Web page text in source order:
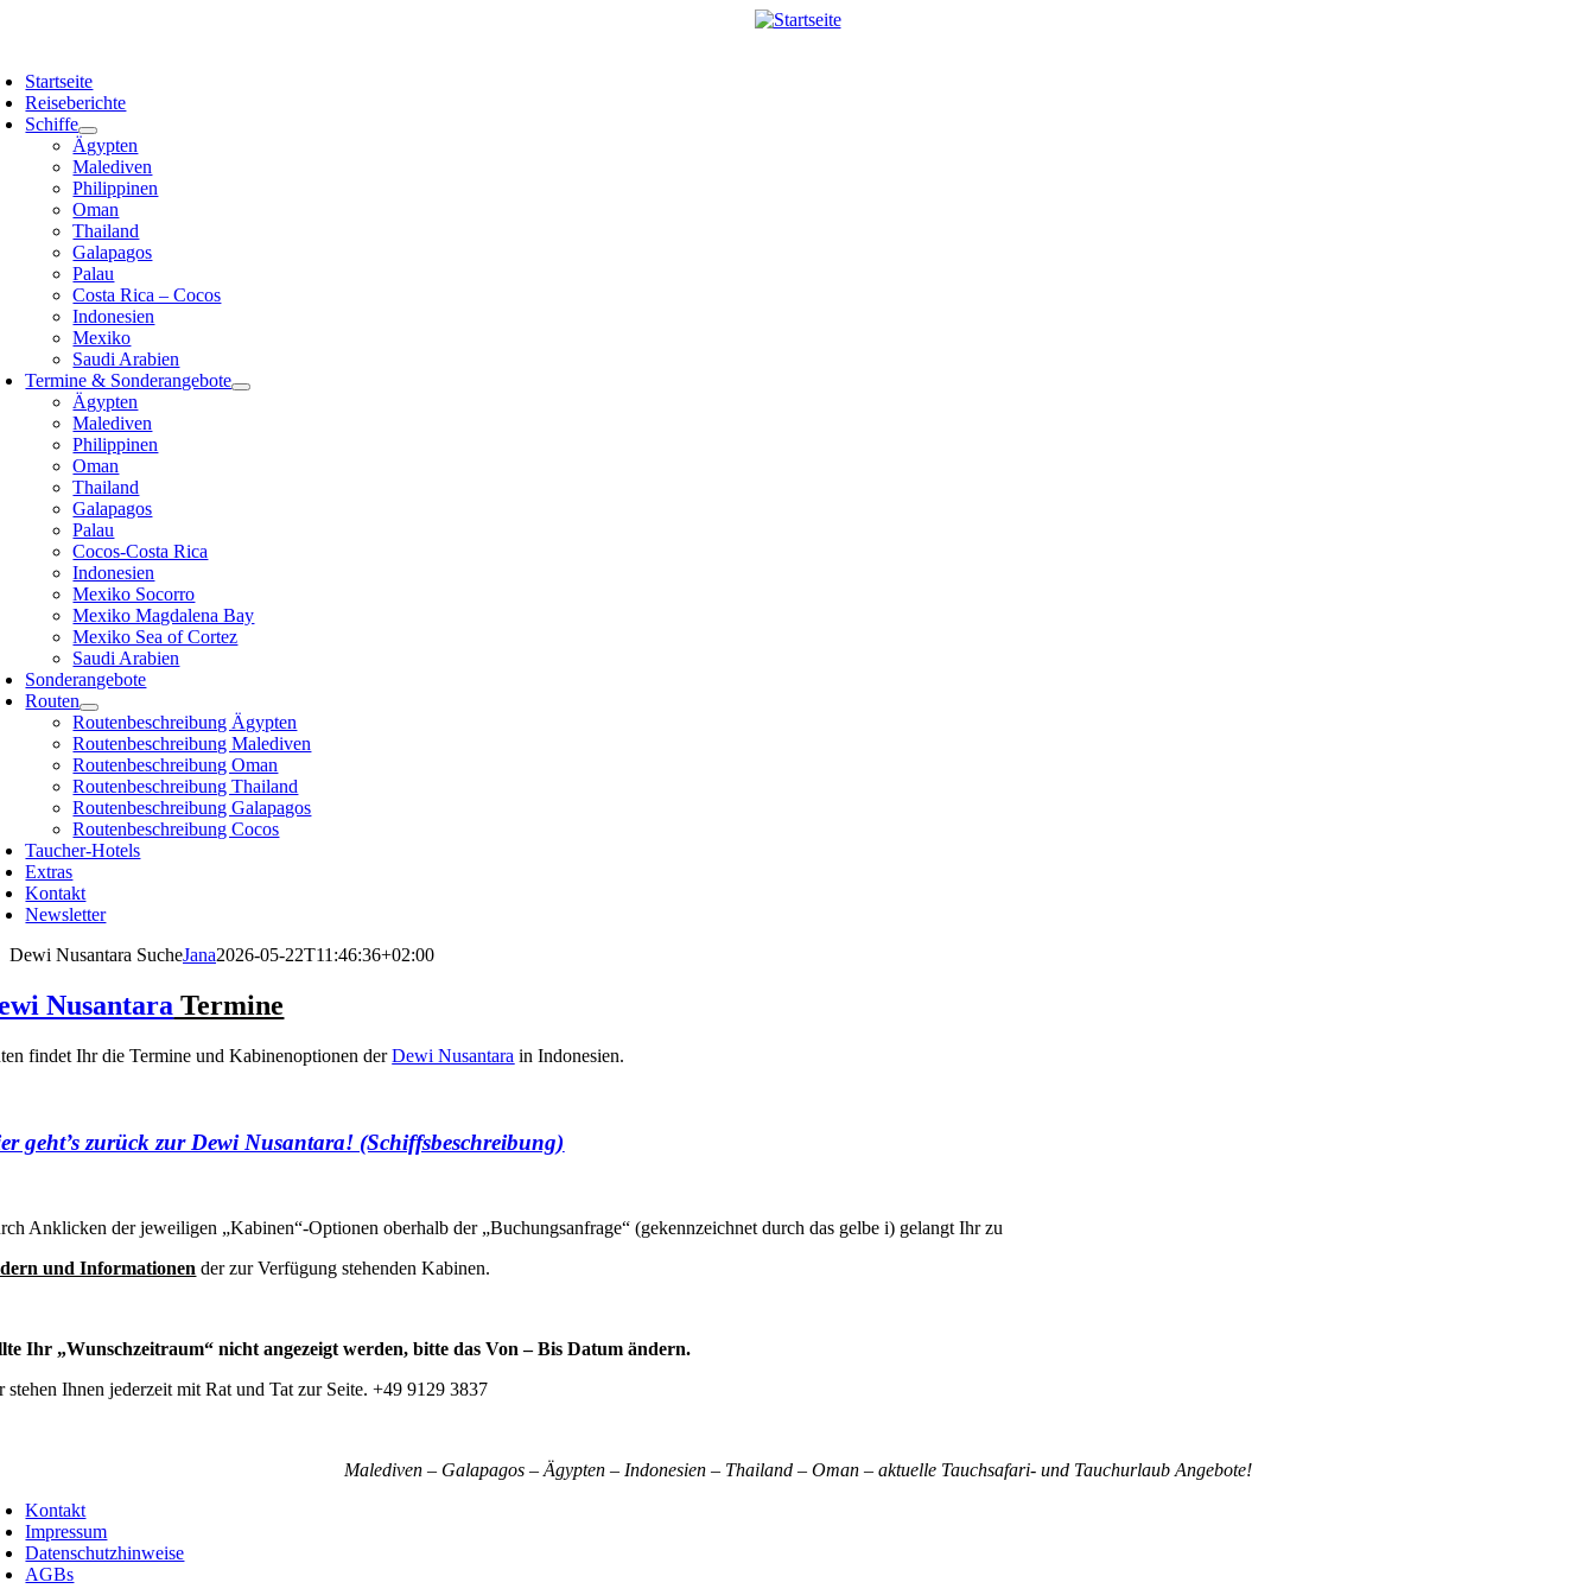
Startseite
Reiseberichte
Schiffe
Ägypten
Malediven
Philippinen
Oman
Thailand
Galapagos
Palau
Costa Rica – Cocos
Indonesien
Mexiko
Saudi Arabien
Termine & Sonderangebote
Ägypten
Malediven
Philippinen
Oman
Thailand
Galapagos
Palau
Cocos-Costa Rica
Indonesien
Mexiko Socorro
Mexiko Magdalena Bay
Mexiko Sea of Cortez
Saudi Arabien
Sonderangebote
Routen
Routenbeschreibung Ägypten
Routenbeschreibung Malediven
Routenbeschreibung Oman
Routenbeschreibung Thailand
Routenbeschreibung Galapagos
Routenbeschreibung Cocos
Taucher-Hotels
Extras
Kontakt
Newsletter
Dewi Nusantara SucheJana2026-05-22T11:46:36+02:00
Nusantara Termine
findet Ihr die Termine und Kabinenoptionen derDewi Nusantara in Indonesien.
geht’s zurück zur Dewi Nusantara! (Schiffsbeschreibung)
Anklicken der jeweiligen „Kabinen“-Optionen oberhalb der „Buchungsanfrage“ (gekennzeichnet durch das gelbe i) gelangt Ihr zu
und Informationen der zur Verfügung stehenden Kabinen.
Ihr „Wunschzeitraum“ nicht angezeigt werden, bitte das Von – Bis Datum ändern.
stehen Ihnen jederzeit mit Rat und Tat zur Seite. +49 9129 3837
Malediven – Galapagos – Ägypten – Indonesien – Thailand – Oman – aktuelle Tauchsafari- und Tauchurlaub Angebote!
Kontakt
Impressum
Datenschutzhinweise
AGBs